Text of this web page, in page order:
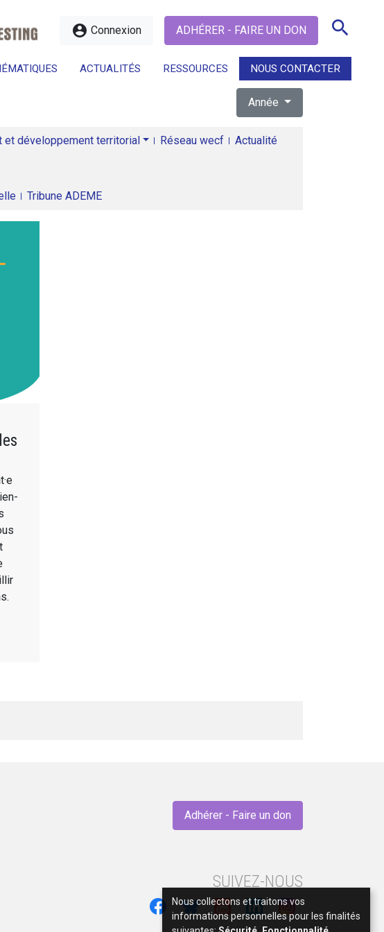
account_circle Connexion ADHÉRER - FAIRE UN DON search
ACTUALITÉS RESSOURCES NOUS CONTACTER
search
Année
et développement territorial Réseau wecf Actualité
Tribune ADEME
Adhérer - Faire un don
SUIVEZ-NOUS
Nous collectons et traitons vos
informations personnelles pour les finalités